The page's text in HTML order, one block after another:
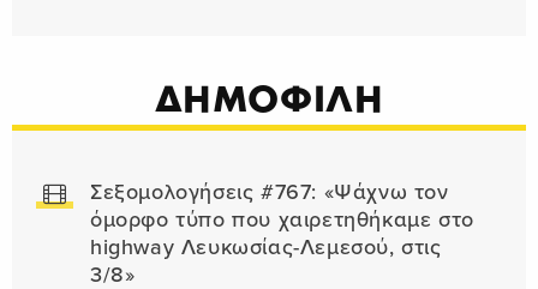
ΔΗΜΟΦΙΛΗ
Σεξομολογήσεις #767: «Ψάχνω τον
όμορφο τύπο που χαιρετηθήκαμε στο
highway Λευκωσίας-Λεμεσού, στις
3/8»